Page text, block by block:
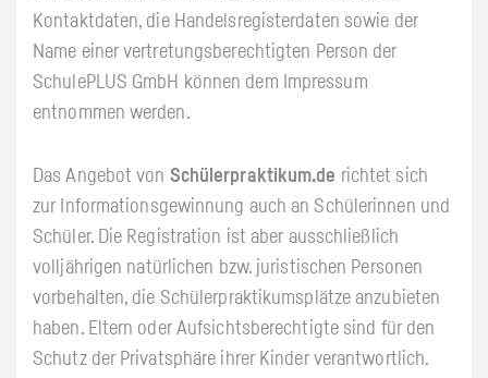
Kontaktdaten, die Handelsregisterdaten sowie der
Name einer vertretungsberechtigten Person der
SchulePLUS GmbH können dem Impressum
entnommen werden.
Das Angebot von Schülerpraktikum.de richtet sich
zur Informationsgewinnung auch an Schülerinnen und
Schüler. Die Registration ist aber ausschließlich
volljährigen natürlichen bzw. juristischen Personen
vorbehalten, die Schülerpraktikumsplätze anzubieten
haben. Eltern oder Aufsichtsberechtigte sind für den
Schutz der Privatsphäre ihrer Kinder verantwortlich.